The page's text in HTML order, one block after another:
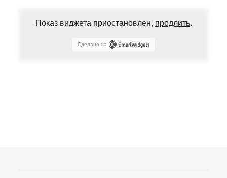
Показ виджета приостановлен, продлить.
Сделано на